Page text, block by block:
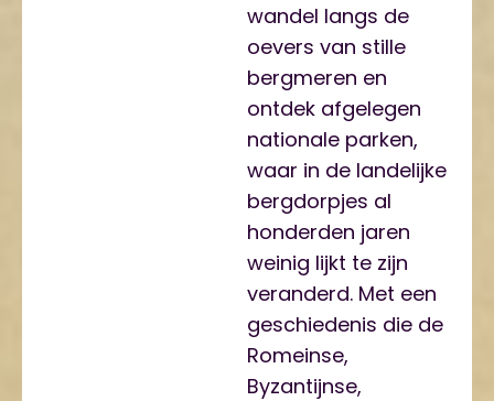
wandel langs de
oevers van stille
bergmeren en
ontdek afgelegen
nationale parken,
waar in de landelijke
bergdorpjes al
honderden jaren
weinig lijkt te zijn
veranderd. Met een
geschiedenis die de
Romeinse,
Byzantijnse,